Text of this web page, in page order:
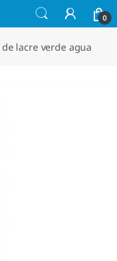
0
de lacre verde agua